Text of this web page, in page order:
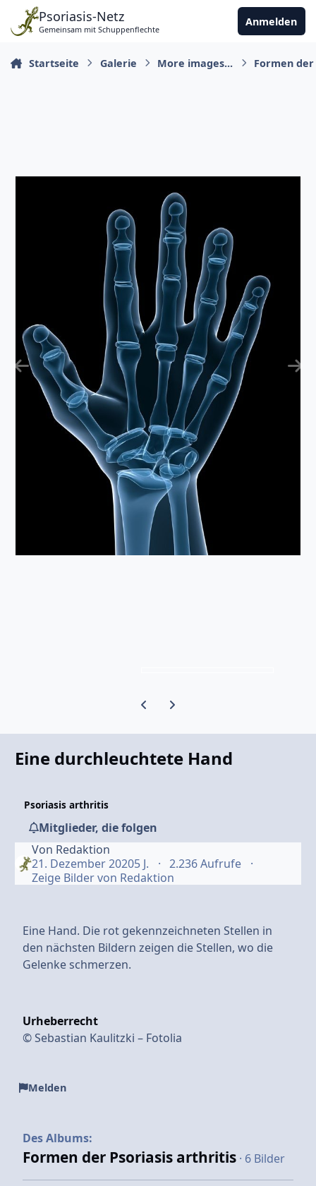
Zu Inhalt springen
Psoriasis-Netz
Gemeinsam mit Schuppenflechte
Anmelden
Startseite Galerie More images... Formen
Vorherige Karussell-Folie
Nächste Karussell-Folie
Eine durchleuchtete Hand
Psoriasis arthritis
Mitglieder, die folgen
Von Redaktion
21. Dezember 20205 J.
2.236 Aufrufe
Zeige Bilder von Redaktion
Eine Hand. Die rot gekennzeichneten Stellen in
den nächsten Bildern zeigen die Stellen, wo die
Gelenke schmerzen.
Urheberrecht
© Sebastian Kaulitzki – Fotolia
Melden
Des Albums:
Formen der Psoriasis arthritis · 6 Bilder